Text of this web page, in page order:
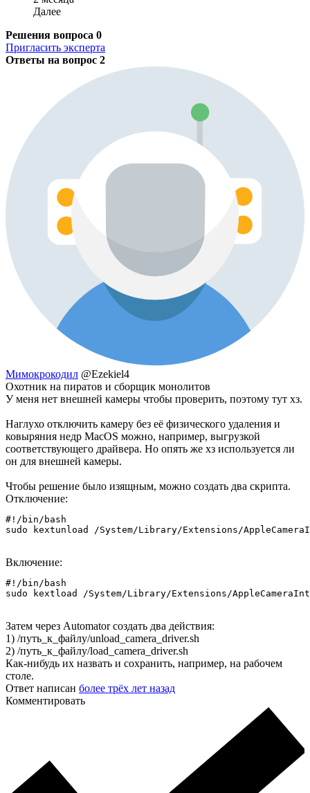
Далее
Решения вопроса 0
Пригласить эксперта
Ответы на вопрос 2
Мимокрокодил @Ezekiel4
Охотник на пиратов и сборщик монолитов
У меня нет внешней камеры чтобы проверить, поэтому тут хз.
Наглухо отключить камеру без её физического удаления и
ковыряния недр MacOS можно, например, выгрузкой
соответствующего драйвера. Но опять же хз используется ли
он для внешней камеры.
Чтобы решение было изящным, можно создать два скрипта.
Отключение:
#!/bin/bash
sudo kextunload /System/Library/Extensions/
Включение:
#!/bin/bash
sudo kextload /System/Library/Extensions/
Затем через Automator создать два действия:
1) /путь_к_файлу/unload_camera_driver.sh
2) /путь_к_файлу/load_camera_driver.sh
Как-нибудь их назвать и сохранить, например, на рабочем
столе.
Ответ написан более трёх лет назад
Комментировать